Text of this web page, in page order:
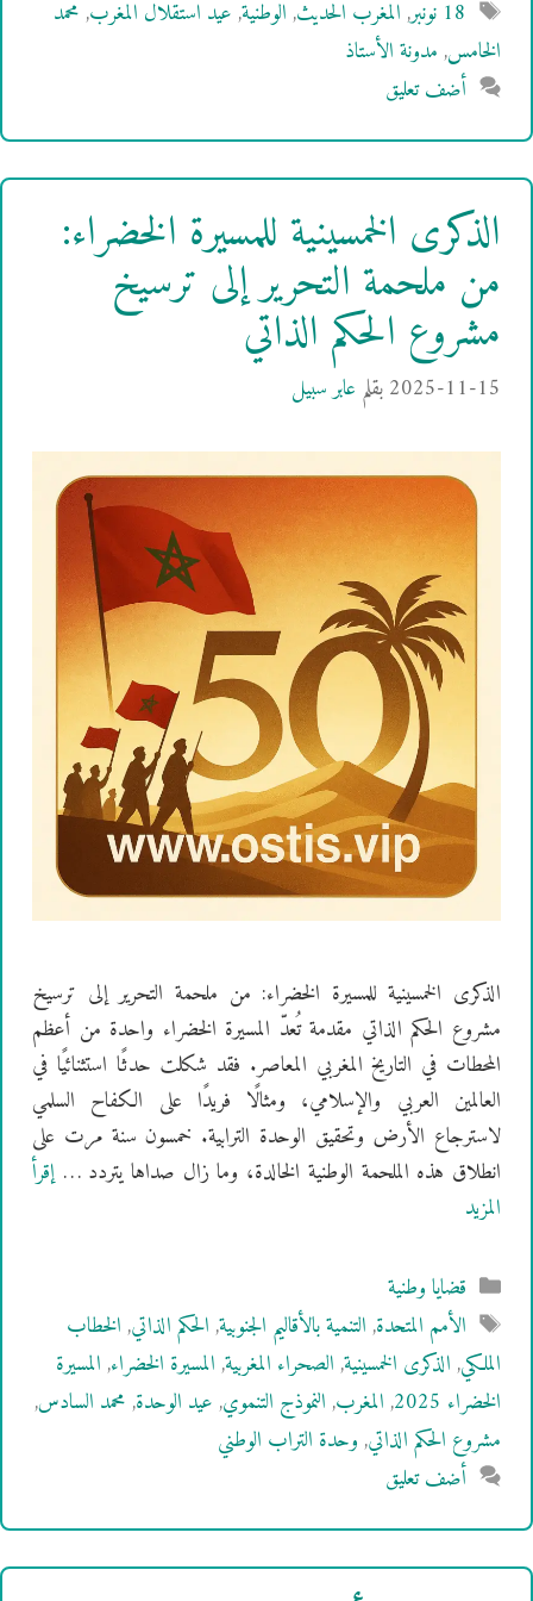
الوسوم
18 نونبر ,المغرب الحديث,الوطنية,عيد استقلال المغرب,محمد
الخامس,مدونة الأستاذ
أضف تعليق
الذكرى الخمسينية للمسيرة الخضراء:
من ملحمة التحرير إلى ترسيخ
مشروع الحكم الذاتي
2025-11-15بقلم عابر سبيل
الذكرى الخمسينية للمسيرة الخضراء: من ملحمة التحرير إلى ترسيخ
مشروع الحكم الذاتي مقدمة تُعدّ المسيرة الخضراء واحدة من أعظم
المحطات في التاريخ المغربي المعاصر. فقد شكلت حدثًا استثنائيًا في
العالمين العربي والإسلامي، ومثالًا فريدًا على الكفاح السلمي
لاسترجاع الأرض وتحقيق الوحدة الترابية. خمسون سنة مرت على
انطلاق هذه الملحمة الوطنية الخالدة، وما زال صداها يتردد …إقرأ
المزيد
التصنيفات
قضايا وطنية
الوسوم
الأمم المتحدة,التنمية بالأقاليم الجنوبية,الحكم الذاتي,الخطاب
الملكي,الذكرى الخمسينية,الصحراء المغربية,المسيرة الخضراء,المسيرة
الخضراء 2025
,المغرب,النموذج التنموي,عيد الوحدة,محمد السادس,
مشروع الحكم الذاتي,وحدة التراب الوطني
أضف تعليق